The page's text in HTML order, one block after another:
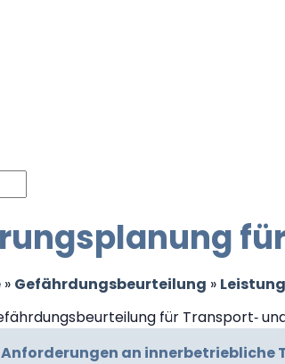
» Gefährdungsbeurteilung »
an innerbetriebliche